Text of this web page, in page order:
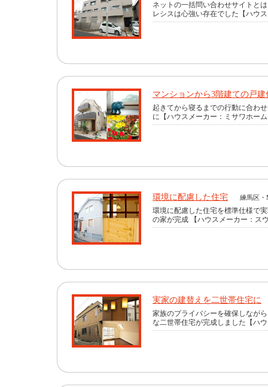
ネットの一括問い合わせサイトと
レシスは心強い存在でした【ハウ
マンションから3階建ての戸建
起きてから寝るまでの行動に合わ
に【ハウスメーカー：ミサワホー
環境に配慮した住宅 練馬区・
環境に配慮した住宅を標準仕様で
の家が完成 【ハウスメーカー：ス
実家の建替えを二世帯住宅に
家族のプライバシーを確保しなが
な二世帯住宅が完成しました【ハ